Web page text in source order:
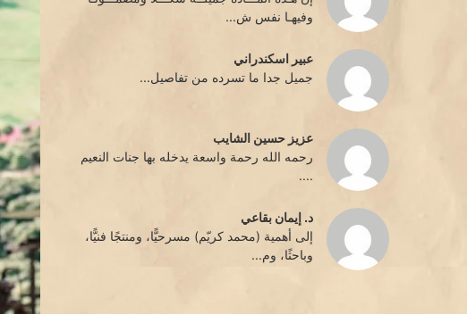
وفيهـا نفس ش...
عبير اسكندراني
جميل جدا ما تسرده من تفاصيل...
عزيز حسين الشايب
رحمه الله رحمة واسعة يدخله بها جنات النعيم
....
د. إيمان بقاعي
إلى أهمية (محمد كريّم) مسرحيًّا، ومنتجًا فنيًّا،
وباحثًا، وم...